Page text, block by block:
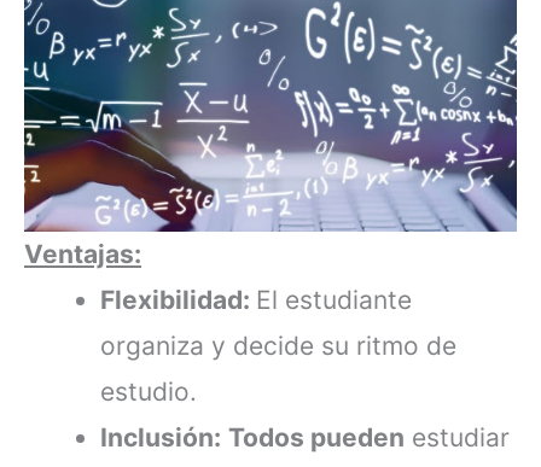
Ventajas:
Flexibilidad: El estudiante
organiza y decide su ritmo de
estudio.
Inclusión: Todos pueden estudiar